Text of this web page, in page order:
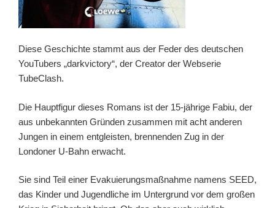
Diese Geschichte stammt aus der Feder des deutschen
YouTubers „darkvictory“, der Creator der Webserie
TubeClash.
Die Hauptfigur dieses Romans ist der 15-jährige Fabiu, der
aus unbekannten Gründen zusammen mit acht anderen
Jungen in einem entgleisten, brennenden Zug in der
Londoner U-Bahn erwacht.
Sie sind Teil einer Evakuierungsmaßnahme namens SEED,
das Kinder und Jugendliche im Untergrund vor dem großen